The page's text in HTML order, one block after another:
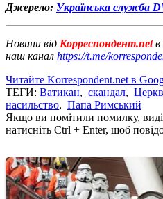
Джерело: Українська служба
Новини від Корреспондент.netв
наш канал https://t.me/
Читайте Korrespondent.net в
ТЕГИ: Ватикан, скандал,
насильство, Папа Римський
Якщо ви помітили помилку,
натисніть Ctrl + Enter, щоб